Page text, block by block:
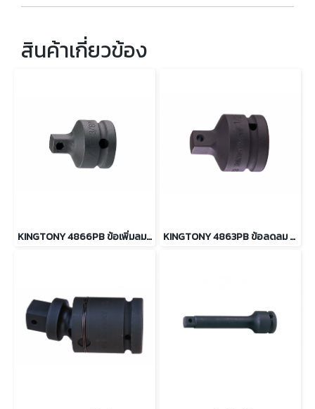
สินค้าเกี่ยวข้อง
KINGTONY 4866PB ข้อเพิ่มลม 1/2”F Convert to 3/4”M KINGTONY 4863PB ข้อลดลม 1/2”F Convert to 3/8”M